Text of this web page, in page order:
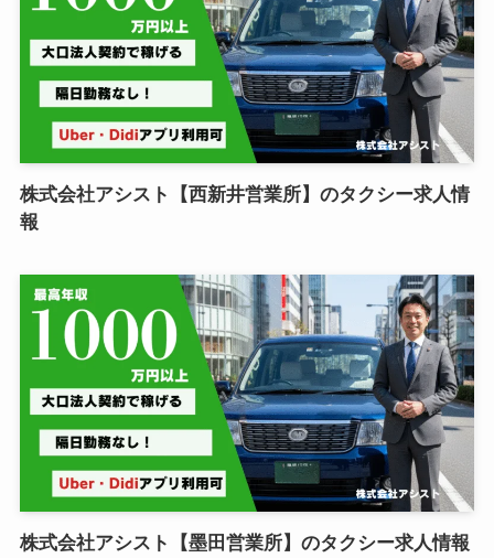
株式会社アシスト【西新井営業所】のタクシー求人情
報
株式会社アシスト【墨田営業所】のタクシー求人情報